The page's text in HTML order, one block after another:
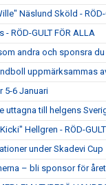
Näslund Sköld - RÖD-
- RÖD-GULT FÖR ALLA
andra och sponsra
uppmärksammas
5-6 Januari
uttagna till helgens
Hellgren - RÖD-
under Skadevi Cup
– bli sponsor för